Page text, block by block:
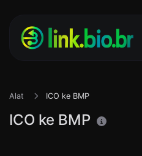
Alat ICO ke BMP
ICO ke BMP